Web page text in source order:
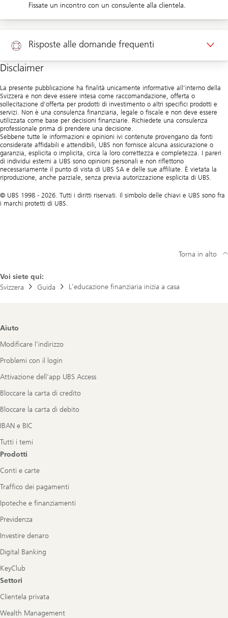
Fissate un incontro con un consulente alla clientela.
Appuntamento clienti privati
Risposte alle domande frequenti
Aiuto
Disclaimer
La presente pubblicazione ha finalità unicamente informative all’interno della
Svizzera e non deve essere intesa come raccomandazione, offerta o
sollecitazione d’offerta per prodotti di investimento o altri specifici prodotti e
servizi. Non è una consulenza finanziaria, legale o fiscale e non deve essere
utilizzata come base per decisioni finanziarie. Richiedete una consulenza
professionale prima di prendere una decisione.
Sebbene tutte le informazioni e opinioni ivi contenute provengano da fonti
considerate affidabili e attendibili, UBS non fornisce alcuna assicurazione o
garanzia, esplicita o implicita, circa la loro correttezza e completezza. I pareri
di individui esterni a UBS sono opinioni personali e non riflettono
necessariamente il punto di vista di UBS SA e delle sue affiliate. È vietata la
riproduzione, anche parziale, senza previa autorizzazione esplicita di UBS.
© UBS 1998 - 2026. Tutti i diritti riservati. Il simbolo delle chiavi e UBS sono fra
i marchi protetti di UBS.
Voi siete qui:
Svizzera
Guida L’educazione finanziaria inizia a casa
Torna in alto
Footer
Aiuto
Modificare l’indirizzo
Problemi con il login
Attivazione dell'app UBS Access
Bloccare la carta di credito
Bloccare la carta di debito
IBAN e BIC
Tutti i temi
Prodotti
Conti e carte
Traffico dei pagamenti
Ipoteche e finanziamenti
Previdenza
Investire denaro
Digital Banking
KeyClub
Settori
Clientela privata
Wealth Management